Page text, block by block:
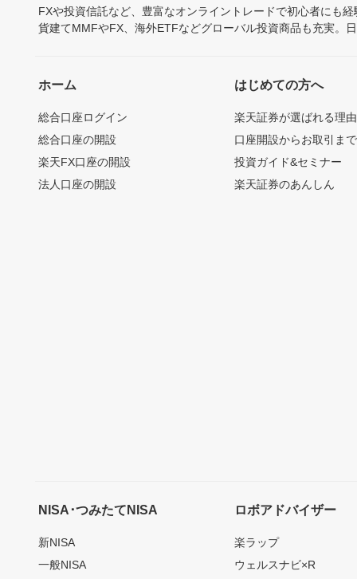
FXや投資信託など、豊富なオンライントレードで初心者にも
貨建てMMFやFX、海外ETFなどグローバル投資商品も充実。
ホーム
総合口座ログイン
総合口座の開設
楽天FX口座の開設
法人口座の開設
はじめての方へ
楽天証券が選ばれる理由
口座開設からお取引ま
投資ガイド&セミナー
楽天証券のあんしん
NISA･つみたてNISA
新NISA
一般NISA
ロボアドバイザー
楽ラップ
ウェルスナビ×R